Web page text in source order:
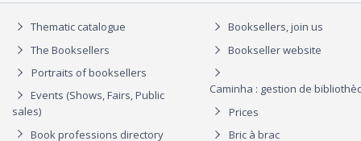
Thematic catalogue
The Booksellers
Portraits of booksellers
Events (Shows, Fairs, Public
sales)
Book professions directory
Booksellers, join us
Bookseller website
Caminha : gestion de
Prices
Bric à brac